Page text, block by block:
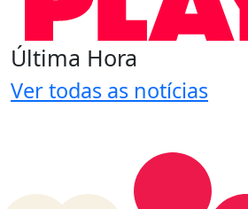
Última Hora
Ver todas as notícias